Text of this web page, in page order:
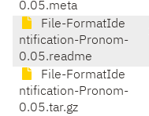
0.05.meta
File-FormatIde
ntification-Pronom-
0.05.readme
File-FormatIde
ntification-Pronom-
0.05.tar.gz